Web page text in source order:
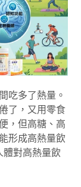
吃多了熱量。
了，又用零食
，但高糖、高
形成高熱量飲
對高熱量飲